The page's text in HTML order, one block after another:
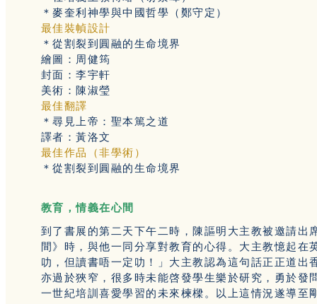
＊麥奎利神學與中國哲學（鄭守定）
最佳裝幀設計
＊從割裂到圓融的生命境界
繪圖：周健筠
封面：李宇軒
美術：陳淑瑩
最佳翻譯
＊尋見上帝：聖本篤之道
譯者：黃洛文
最佳作品（非學術）
＊從割裂到圓融的生命境界
教育，情義在心間
到了書展的第二天下午二時，陳謳明大主教被邀請
間》時，與他一同分享對教育的心得。大主教憶起
叻，但讀書唔一定叻！」大主教認為這句話正正道
亦過於狹窄，很多時未能啓發學生樂於研究，勇於
一世紀培訓喜愛學習的未來楝樑。以上這情況遂導